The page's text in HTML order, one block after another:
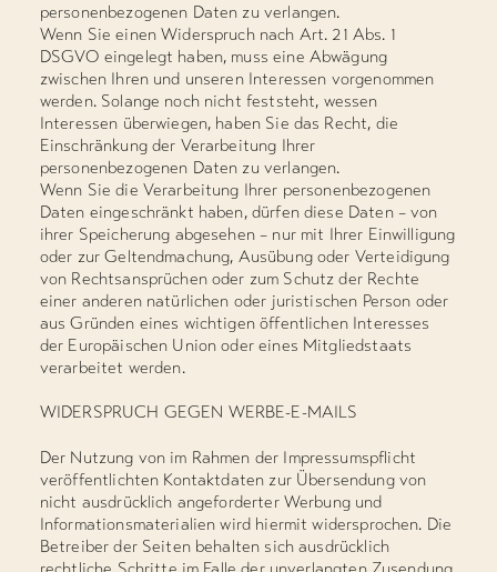
personenbezogenen Daten zu verlangen.
Wenn Sie einen Widerspruch nach Art. 21 Abs. 1
DSGVO eingelegt haben, muss eine Abwägung
zwischen Ihren und unseren Interessen vorgenommen
werden. Solange noch nicht feststeht, wessen
Interessen überwiegen, haben Sie das Recht, die
Einschränkung der Verarbeitung Ihrer
personenbezogenen Daten zu verlangen.
Wenn Sie die Verarbeitung Ihrer personenbezogenen
Daten eingeschränkt haben, dürfen diese Daten – von
ihrer Speicherung abgesehen – nur mit Ihrer Einwilligung
oder zur Geltendmachung, Ausübung oder Verteidigung
von Rechtsansprüchen oder zum Schutz der Rechte
einer anderen natürlichen oder juristischen Person oder
aus Gründen eines wichtigen öffentlichen Interesses
der Europäischen Union oder eines Mitgliedstaats
verarbeitet werden.
WIDERSPRUCH GEGEN WERBE-E-MAILS
Der Nutzung von im Rahmen der Impressumspflicht
veröffentlichten Kontaktdaten zur Übersendung von
nicht ausdrücklich angeforderter Werbung und
Informationsmaterialien wird hiermit widersprochen. Die
Betreiber der Seiten behalten sich ausdrücklich
rechtliche Schritte im Falle der unverlangten Zusendung